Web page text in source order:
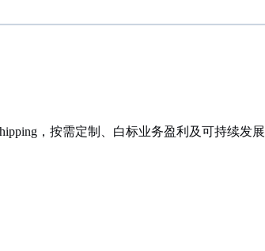
，按需定制、白标业务盈利及可持续发展